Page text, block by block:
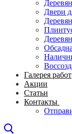
Двери
Галерея работ
Акции
Статьи
Контакты